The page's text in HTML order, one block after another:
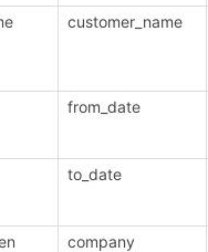
customer_name
from_date
to_date
company